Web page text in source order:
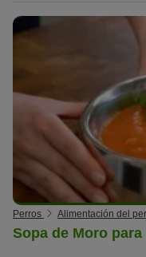
Perros Alimentación del
Sopa de Moro